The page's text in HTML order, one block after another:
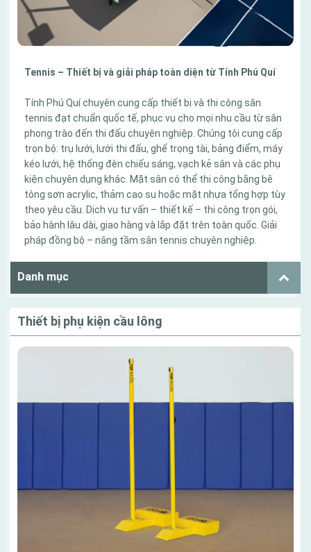
Tennis – Thiết bị và giải pháp toàn diện từ Tính Phú Quí
Tính Phú Quí chuyên cung cấp thiết bị và thi công sân
tennis đạt chuẩn quốc tế, phục vụ cho mọi nhu cầu từ sân
phong trào đến thi đấu chuyên nghiệp. Chúng tôi cung cấp
trọn bộ: trụ lưới, lưới thi đấu, ghế trọng tài, bảng điểm, máy
kéo lưới, hệ thống đèn chiếu sáng, vạch kẻ sân và các phụ
kiện chuyên dụng khác. Mặt sân có thể thi công bằng bê
tông sơn acrylic, thảm cao su hoặc mặt nhựa tổng hợp tùy
theo yêu cầu. Dịch vụ tư vấn – thiết kế – thi công trọn gói,
bảo hành lâu dài, giao hàng và lắp đặt trên toàn quốc. Giải
pháp đồng bộ – nâng tầm sân tennis chuyên nghiệp.
Danh mục
Thiết bị phụ kiện cầu lông